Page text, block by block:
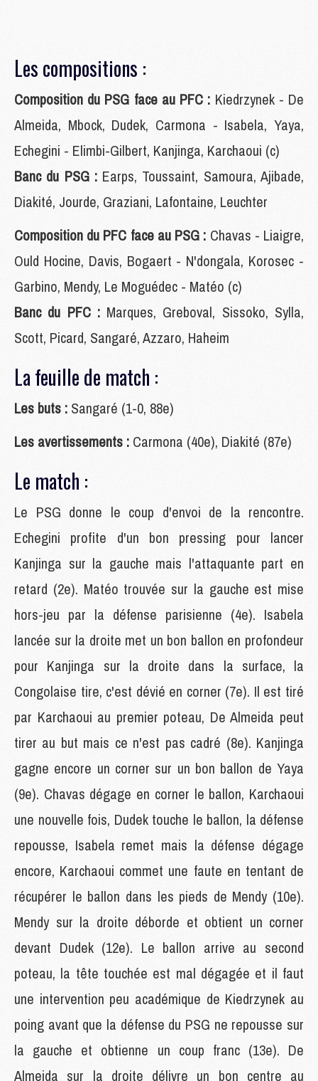
Les compositions :
Composition du PSG face au PFC : Kiedrzynek - De
Almeida, Mbock, Dudek, Carmona - Isabela, Yaya,
Echegini - Elimbi-Gilbert, Kanjinga, Karchaoui (c)
Banc du PSG :Earps, Toussaint, Samoura, Ajibade,
Diakité, Jourde, Graziani, Lafontaine, Leuchter
Composition du PFC face au PSG : Chavas - Liaigre,
Ould Hocine, Davis, Bogaert - N'dongala, Korosec -
Garbino, Mendy, Le Moguédec - Matéo (c)
Banc du PFC :Marques, Greboval, Sissoko, Sylla,
Scott, Picard, Sangaré, Azzaro, Haheim
La feuille de match :
Les buts : Sangaré (1-0, 88e)
Les avertissements : Carmona (40e), Diakité (87e)
Le match :
Le PSG donne le coup d'envoi de la rencontre.
Echegini profite d'un bon pressing pour lancer
Kanjinga sur la gauche mais l'attaquante part en
retard (2e). Matéo trouvée sur la gauche est mise
hors-jeu par la défense parisienne (4e). Isabela
lancée sur la droite met un bon ballon en profondeur
pour Kanjinga sur la droite dans la surface, la
Congolaise tire, c'est dévié en corner (7e). Il est tiré
par Karchaoui au premier poteau, De Almeida peut
tirer au but mais ce n'est pas cadré (8e). Kanjinga
gagne encore un corner sur un bon ballon de Yaya
(9e). Chavas dégage en corner le ballon, Karchaoui
une nouvelle fois, Dudek touche le ballon, la défense
repousse, Isabela remet mais la défense dégage
encore, Karchaoui commet une faute en tentant de
récupérer le ballon dans les pieds de Mendy (10e).
Mendy sur la droite déborde et obtient un corner
devant Dudek (12e). Le ballon arrive au second
poteau, la tête touchée est mal dégagée et il faut
une intervention peu académique de Kiedrzynek au
poing avant que la défense du PSG ne repousse sur
la gauche et obtienne un coup franc (13e). De
Almeida sur la droite délivre un bon centre au